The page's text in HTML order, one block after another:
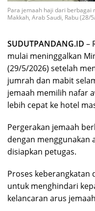
Para jemaah haji dari
Makkah, Arab Saudi, Rabu (28/
SUDUTPANDANG.ID –
mulai meninggalkan
(29/5/2026) setelah
jumrah dan mabit
jemaah memilih nafar
lebih cepat ke hotel
Pergerakan jemaah
dengan menggunakan
disiapkan petugas.
Proses keberangkatan
untuk menghindari
kelancaran arus